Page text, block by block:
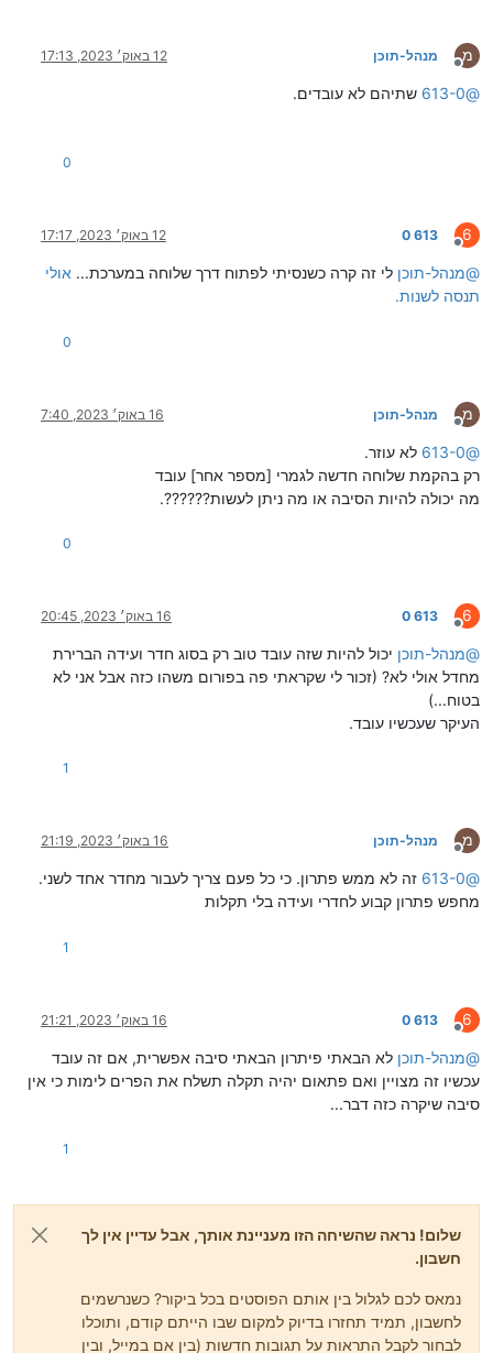
מ
מנותק
מנהל-תוכן 12 באוק׳ 2023, 17:13
@
613-0 שתיהם לא עובדים.
0
6
מנותק
613 0 12 באוק׳ 2023, 17:17
@מנהל-תוכן לי זה קרה כשנסיתי לפתוח דרך שלוחה במערכת... אולי
תנסה לשנות.
0
מ
מנותק
מנהל-תוכן 16 באוק׳ 2023, 7:40
@
613-0 לא עוזר.
רק בהקמת שלוחה חדשה לגמרי [מספר אחר] עובד
מה יכולה להיות הסיבה או מה ניתן לעשות??????.
0
6
מנותק
613 0 16 באוק׳ 2023, 20:45
@מנהל-תוכן יכול להיות שזה עובד טוב רק בסוג חדר ועידה הברירת
מחדל אולי לא? (זכור לי שקראתי פה בפורום משהו כזה אבל אני לא
בטוח...)
העיקר שעכשיו עובד.
1
מ
מנותק
מנהל-תוכן 16 באוק׳ 2023, 21:19
@
613-0 זה לא ממש פתרון. כי כל פעם צריך לעבור מחדר אחד לשני.
מחפש פתרון קבוע לחדרי ועידה בלי תקלות
1
6
מנותק
613 0 16 באוק׳ 2023, 21:21
@מנהל-תוכן לא הבאתי פיתרון הבאתי סיבה אפשרית, אם זה עובד
עכשיו זה מצויין ואם פתאום יהיה תקלה תשלח את הפרים לימות כי אין
סיבה שיקרה כזה דבר...
1
שלום! נראה שהשיחה הזו מעניינת אותך, אבל עדיין אין לך
חשבון.
נמאס לכם לגלול בין אותם הפוסטים בכל ביקור? כשנרשמים
לחשבון, תמיד תחזרו בדיוק למקום שבו הייתם קודם, ותוכלו
לבחור לקבל התראות על תגובות חדשות (בין אם במייל, ובין